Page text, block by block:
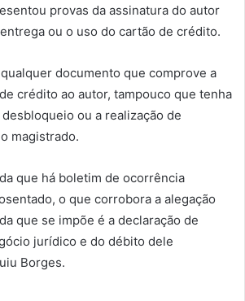
provas da assinatura do autor
ou o uso do cartão de crédito.
documento que comprove a
crédito ao autor, tampouco que tenha
ou a realização de
magistrado.
que há boletim de ocorrência
o que corrobora a alegação
que se impõe é a declaração de
jurídico e do débito dele
Borges.